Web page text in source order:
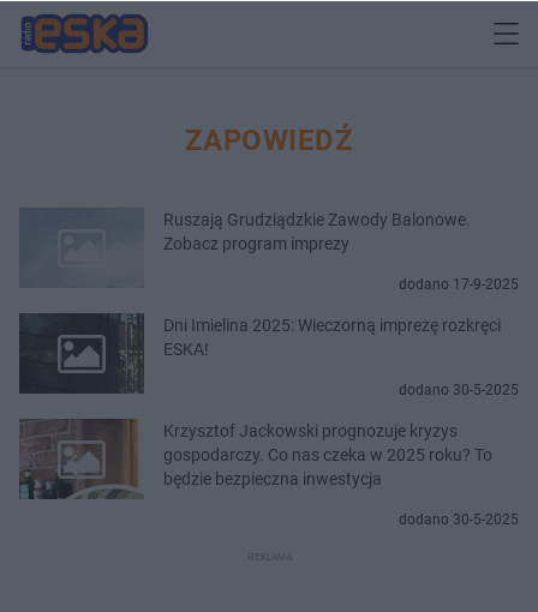
ZAPOWIEDŹ
Ruszają Grudziądzkie Zawody Balonowe.
Zobacz program imprezy
dodano 17-9-2025
Dni Imielina 2025: Wieczorną imprezę rozkręci
ESKA!
dodano 30-5-2025
Krzysztof Jackowski prognozuje kryzys
gospodarczy. Co nas czeka w 2025 roku? To
będzie bezpieczna inwestycja
dodano 30-5-2025